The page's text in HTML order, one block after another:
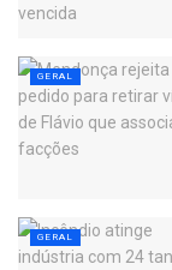
GERAL
GERAL